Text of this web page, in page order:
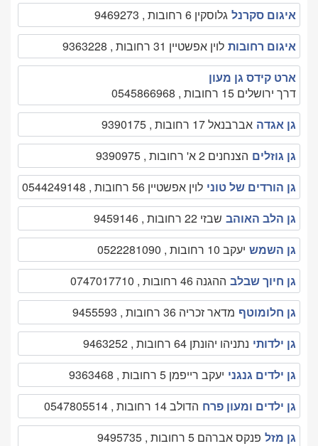
איגום סקרנל גלוסקין 6 רחובות , 9469273
איגום רחובות לוין אפשטיין 31 רחובות , 9363228
ארט קידס גן מעון
דרך ירושלים 15 רחובות , 0545866968
גן אגדה אברבנאל 17 רחובות , 9390175
גן גוזלים הצנחנים 2 א' רחובות , 9390975
גן הורדים של טוני לוין אפשטיין 56 רחובות , 0544249148
גן הלב האוהב שבזי 22 רחובות , 9459146
גן השמש יעקב 10 רחובות , 0522281090
גן חיוך שבלב ההגנה 46 רחובות , 0747017710
גן חלומוטף מדאר זכריה 36 רחובות , 9455593
גן ילדותי נתניהו יהונתן 64 רחובות , 9463252
גן ילדים גנגני יעקב רייפמן 5 רחובות , 9363468
גן ילדים ומעון פרח הדולב 14 רחובות , 0547805514
גן מזל פנקס אברהם 5 רחובות , 9495735